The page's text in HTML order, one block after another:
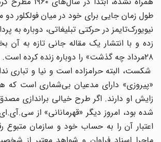
طول زمان جایی برای خود در میان فولکلور دو
نیویورک‌تایمز در حرکتی تبلیغاتی‌، دوباره به
زده و با انتشار یک مقاله جانی تازه به آن
٢٨مرداد چه گذشت» را دوباره زنده کرده است.
شکست‌، البته حرامزاده است و نیا و تباری
«پیروزی» دارای مدعیان بی‌شماری است که
زایش او دارند. اگر طرح خیالی براندازی
شده بود‌، امروز دیگر «قهرمانانی» از سی.‌آی.‌ای
اعتبار آن را به حساب خود و سازمان متبوع رقم